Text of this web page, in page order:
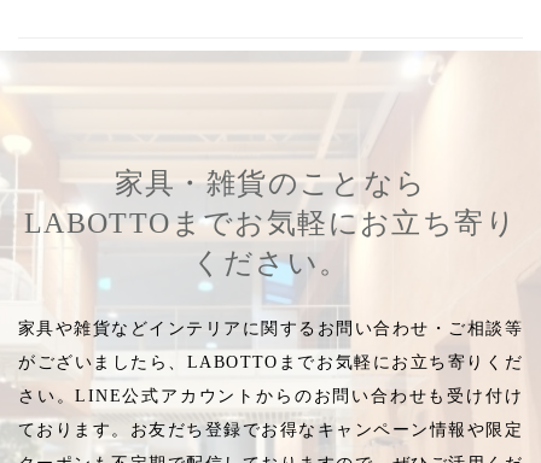
家具・雑貨のことなら
LABOTTOまでお気軽にお立ち寄り
ください。
家具や雑貨などインテリアに関するお問い合わせ・ご相談等
がございましたら、LABOTTOまでお気軽にお立ち寄りくだ
さい。LINE公式アカウントからのお問い合わせも受け付け
ております。お友だち登録でお得なキャンペーン情報や限定